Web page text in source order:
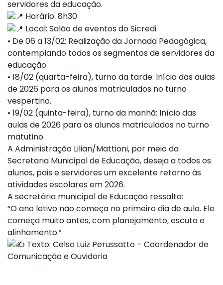
servidores da educação.
Horário: 8h30
Local: Salão de eventos do Sicredi.
• De 06 a 13/02: Realização da Jornada Pedagógica,
contemplando todos os segmentos de servidores da
educação.
• 18/02 (quarta-feira), turno da tarde: Início das aulas
de 2026 para os alunos matriculados no turno
vespertino.
• 19/02 (quinta-feira), turno da manhã: Início das
aulas de 2026 para os alunos matriculados no turno
matutino.
A Administração Lilian/Mattioni, por meio da
Secretaria Municipal de Educação, deseja a todos os
alunos, pais e servidores um excelente retorno às
atividades escolares em 2026.
A secretária municipal de Educação ressalta:
“O ano letivo não começa no primeiro dia de aula. Ele
começa muito antes, com planejamento, escuta e
alinhamento.”
Texto: Celso Luiz Perussatto – Coordenador de
Comunicação e Ouvidoria